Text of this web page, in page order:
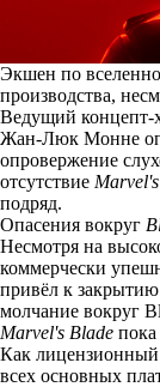
Экшен по
производства,
Ведущий концепт-
Жан-Люк Монне
опровержение
отсутствие
подряд.
Опасения вокруг
Несмотря на
коммерчески
привёл к
молчание вокруг
Marvel's Blade
Как лицензионный
всех основных